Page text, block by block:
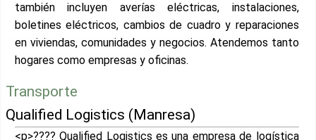
también incluyen averías eléctricas, instalaciones,
boletines eléctricos, cambios de cuadro y reparaciones
en viviendas, comunidades y negocios. Atendemos tanto
hogares como empresas y oficinas.
Transporte
Qualified Logistics (Manresa)
<p>???? Qualified Logistics es una empresa de logística